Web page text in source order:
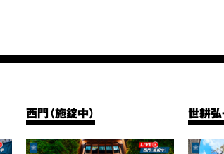
西門（施錠中） 世耕